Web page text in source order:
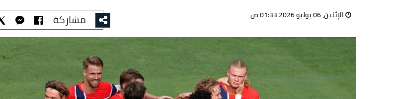
الإثنين، 06 يوليو 2026 01:33 ص مشاركة